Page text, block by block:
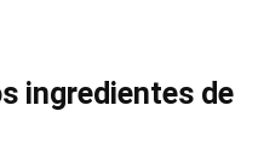
ingredientes de